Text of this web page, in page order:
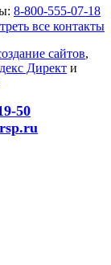
8-800-555-07-18
все контакты
сайтов,
Директ и
50